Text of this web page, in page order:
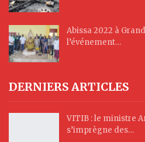
Abissa 2022 à
l’événement…
DERNIERS ARTICLES
VITIB : le ministre
s’imprègne des…